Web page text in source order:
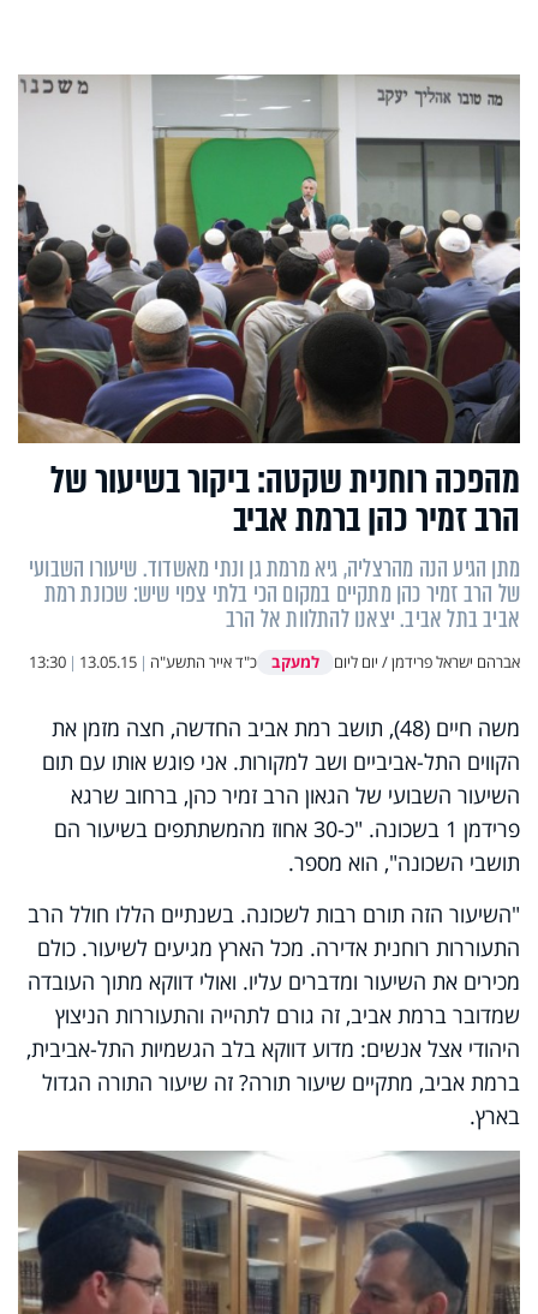
מהפכה רוחנית שקטה: ביקור בשיעור של
הרב זמיר כהן ברמת אביב
מתן הגיע הנה מהרצליה, גיא מרמת גן ונתי מאשדוד. שיעורו השבועי
של הרב זמיר כהן מתקיים במקום הכי בלתי צפוי שיש: שכונת רמת
אביב בתל אביב. יצאנו להתלוות אל הרב
אברהם ישראל פרידמן / יום ליום למעקב כ"ד אייר התשע"ה |
13.05.15
|
13:30
משה חיים (48), תושב רמת אביב החדשה, חצה מזמן את
הקווים התל-אביביים ושב למקורות. אני פוגש אותו עם תום
השיעור השבועי של הגאון הרב זמיר כהן, ברחוב שרגא
פרידמן 1 בשכונה. "כ-30 אחוז מהמשתתפים בשיעור הם
תושבי השכונה", הוא מספר.
"השיעור הזה תורם רבות לשכונה. בשנתיים הללו חולל הרב
התעוררות רוחנית אדירה. מכל הארץ מגיעים לשיעור. כולם
מכירים את השיעור ומדברים עליו. ואולי דווקא מתוך העובדה
שמדובר ברמת אביב, זה גורם לתהייה והתעוררות הניצוץ
היהודי אצל אנשים: מדוע דווקא בלב הגשמיות התל-אביבית,
ברמת אביב, מתקיים שיעור תורה? זה שיעור התורה הגדול
בארץ.